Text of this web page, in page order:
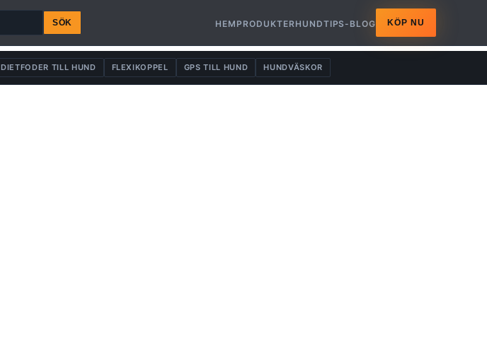
SÖK HEM PRODUKTERHUNDTIPS-BLOG KÖP NU
DIETFODER TILL HUND FLEXIKOPPEL GPS TILL HUND HUNDVÄSKOR